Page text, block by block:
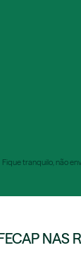
Fique tranquilo, não
NAS